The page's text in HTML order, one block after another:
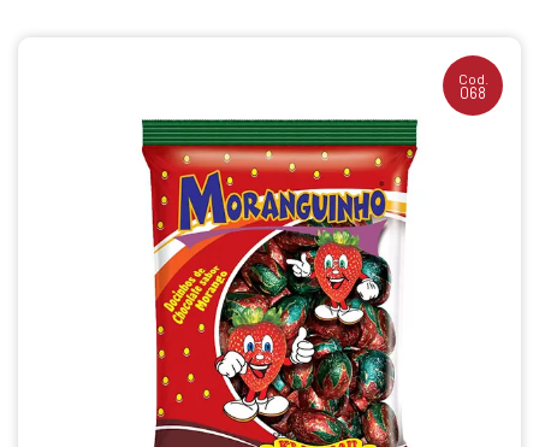
Cod.
068